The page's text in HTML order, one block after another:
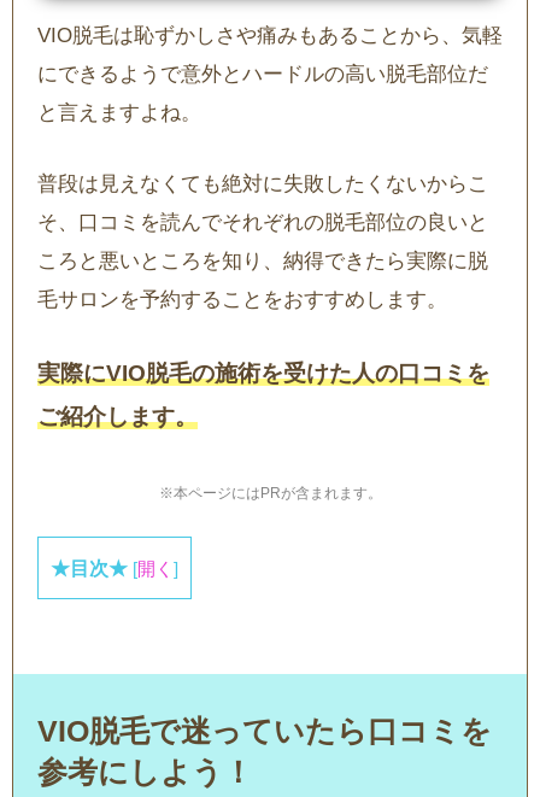
VIO脱毛は恥ずかしさや痛みもあることから、気軽
にできるようで意外とハードルの高い脱毛部位だ
と言えますよね。
普段は見えなくても絶対に失敗したくないからこ
そ、口コミを読んでそれぞれの脱毛部位の良いと
ころと悪いところを知り、納得できたら実際に脱
毛サロンを予約することをおすすめします。
実際にVIO脱毛の施術を受けた人の口コミを
ご紹介します。
※本ページにはPRが含まれます。
★目次★ [開く ]
VIO脱毛で迷っていたら口コミを
参考にしよう！